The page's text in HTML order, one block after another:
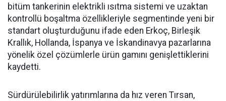
bitüm tan­kerinin elektrikli ısıtma siste­mi ve uzaktan
kontrollü boşalt­ma özellikleriyle segmentinde yeni bir
standart oluşturduğunu ifade eden Erkoç, Birleşik
Kral­lık, Hollanda, İspanya ve İskan­dinavya pazarlarına
yönelik özel çözümlerle ürün gamını geniş­lettiklerini
kaydetti.
Sürdürülebilirlik yatırımları­na da hız veren Tırsan,